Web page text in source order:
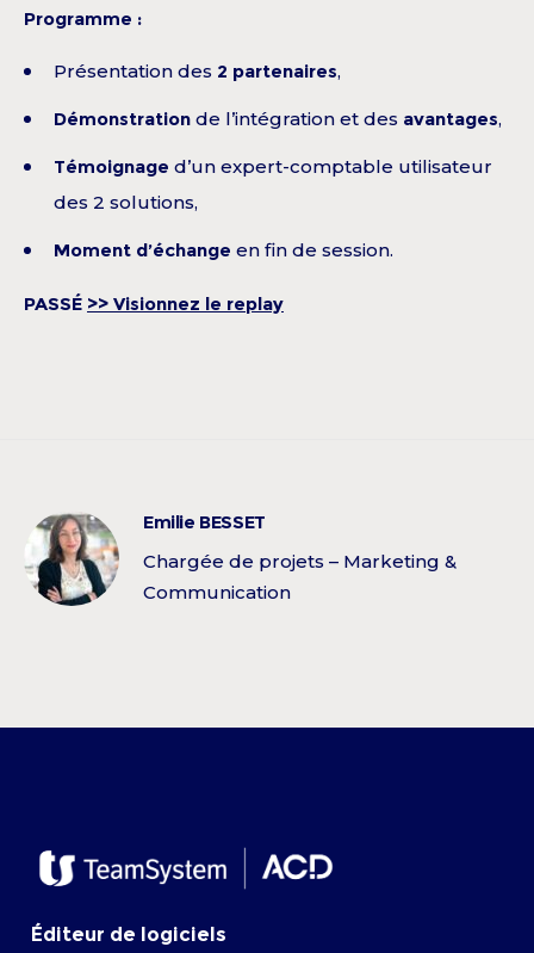
Programme :
Présentation des 2 partenaires,
Démonstration de l’intégration et des avantages,
Témoignage d’un expert-comptable utilisateur
des 2 solutions,
Moment d’échange en fin de session.
PASSÉ >> Visionnez le replay
Emilie BESSET
Chargée de projets – Marketing &
Communication
Éditeur de logiciels